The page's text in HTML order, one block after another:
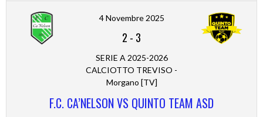
4 Novembre 2025
2 - 3
SERIE A 2025-2026
CALCIOTTO TREVISO -
Morgano [TV]
F.C. CA’NELSON VS QUINTO TEAM ASD